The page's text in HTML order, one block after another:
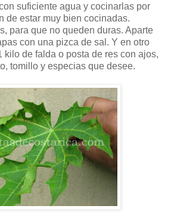
suficiente agua y cocinarlas por
de estar muy bien cocinadas.
para que no queden duras. Aparte
con una pizca de sal. Y en otro
kilo de falda o posta de res con ajos,
tomillo y especias que desee.